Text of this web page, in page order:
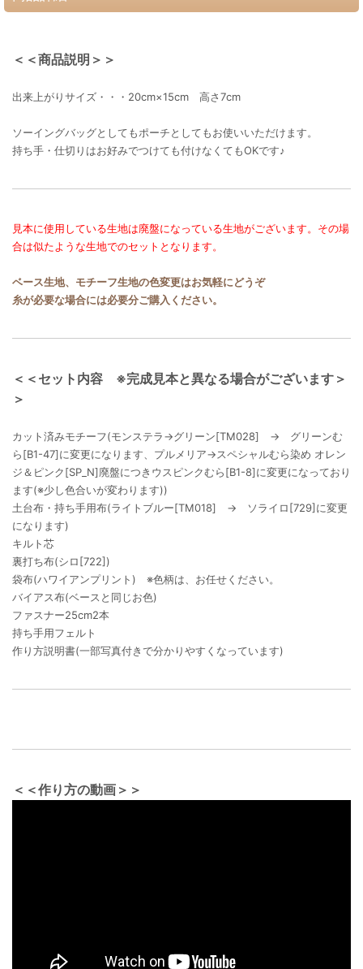
＜＜商品説明＞＞
出来上がりサイズ・・・20cm×15cm 高さ7cm
ソーイングバッグとしてもポーチとしてもお使いいただけます。
持ち手・仕切りはお好みでつけても付けなくてもOKです♪
見本に使用している生地は廃盤になっている生地がございます。その場
合は似たような生地でのセットとなります。
ベース生地、モチーフ生地の色変更はお気軽にどうぞ
糸が必要な場合には必要分ご購入ください。
＜＜セット内容 ※完成見本と異なる場合がございます＞
＞
カット済みモチーフ(モンステラ→グリーン[TM028] → グリーンむ
ら[B1-47]に変更になります、プルメリア→スペシャルむら染め オレン
ジ＆ピンク[SP_N]廃盤につきウスピンクむら[B1-8]に変更になっており
ます(※少し色合いが変わります))
土台布・持ち手用布(ライトブルー[TM018] → ソライロ[729]に変更
になります)
キルト芯
裏打ち布(シロ[722])
袋布(ハワイアンプリント) ※色柄は、お任せください。
バイアス布(ベースと同じお色)
ファスナー25cm2本
持ち手用フェルト
作り方説明書(一部写真付きで分かりやすくなっています)
＜＜作り方の動画＞＞